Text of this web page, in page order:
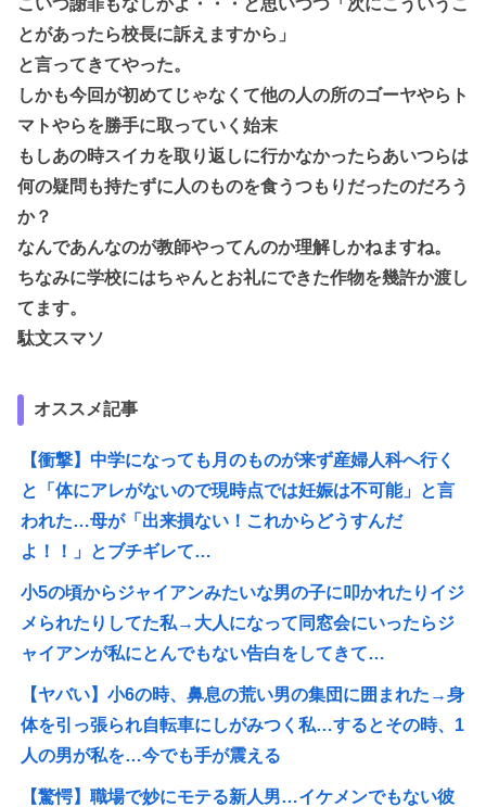
こいつ謝罪もなしかよ・・・と思いつつ「次にこういうこ
とがあったら校長に訴えますから」
と言ってきてやった。
しかも今回が初めてじゃなくて他の人の所のゴーヤやらト
マトやらを勝手に取っていく始末
もしあの時スイカを取り返しに行かなかったらあいつらは
何の疑問も持たずに人のものを食うつもりだったのだろう
か？
なんであんなのが教師やってんのか理解しかねますね。
ちなみに学校にはちゃんとお礼にできた作物を幾許か渡し
てます。
駄文スマソ
オススメ記事
【衝撃】中学になっても月のものが来ず産婦人科へ行く
と「体にアレがないので現時点では妊娠は不可能」と言
われた…母が「出来損ない！これからどうすんだ
よ！！」とブチギレて…
小5の頃からジャイアンみたいな男の子に叩かれたりイジ
メられたりしてた私→大人になって同窓会にいったらジ
ャイアンが私にとんでもない告白をしてきて…
【ヤバい】小6の時、鼻息の荒い男の集団に囲まれた→身
体を引っ張られ自転車にしがみつく私…するとその時、1
人の男が私を…今でも手が震える
【驚愕】職場で妙にモテる新人男…イケメンでもない彼